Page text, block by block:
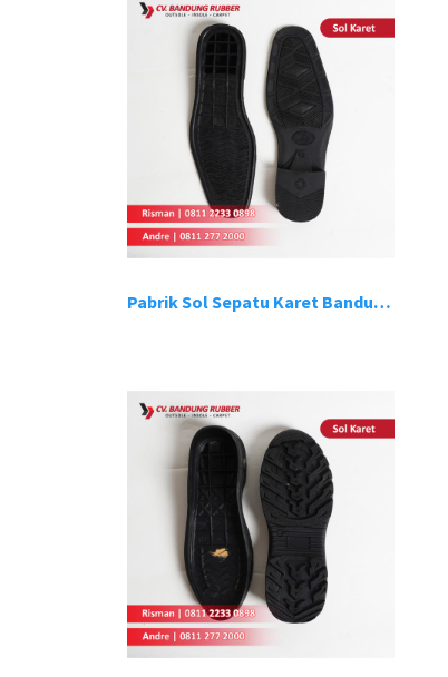
Pabrik Sol Sepatu Karet Bandung 5